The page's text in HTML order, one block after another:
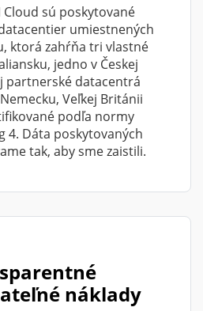
Cloud sú poskytované
umiestnených
ktorá zahŕňa tri vlastné
jedno v Českej
partnerské datacentrá
Veľkej Británii
podľa normy
4. Dáta poskytovaných
tak, aby sme zaistili.
náklady